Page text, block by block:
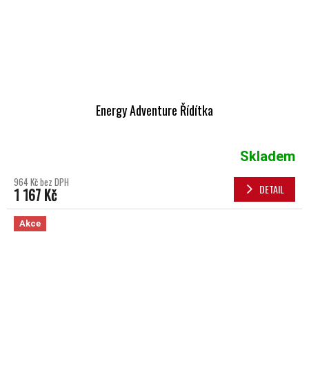
Energy Adventure Řídítka
Skladem
964 Kč bez DPH
1 167 Kč DETAIL
Akce